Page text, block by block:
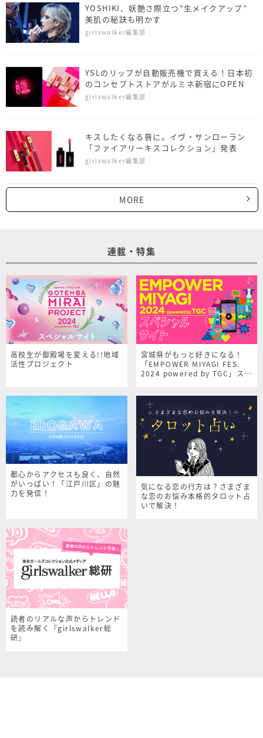
YOSHIKI、妖艶さ際立つ“生メイクアップ”
美肌の秘訣も明かす
girlswalker編集部
YSLのリップが自動販売機で買える！日本初
のコンセプトストアがルミネ新宿にOPEN
girlswalker編集部
キスしたくなる唇に。イヴ・サンローラン
「ファイアリーキスコレクション」発表
girlswalker編集部
MORE
連載・特集
高校生が御殿場を変える!!地域
活性プロジェクト
宮城県がもっと好きになる！
「EMPOWER MIYAGI FES.
2024 powered by TGC」スペ
都心からアクセスも良く、自然
がいっぱい！「江戸川区」の魅
力を発信！
気になる恋の行方は？さまざま
な恋のお悩み本格的タロット占
いで解決！
読者のリアルな声からトレンド
を読み解く『girlswalker総
研』